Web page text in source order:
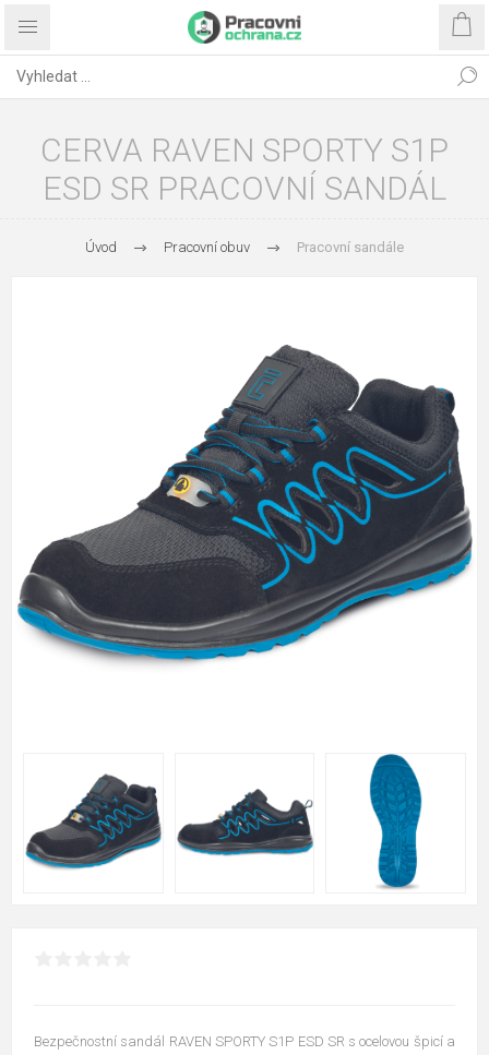
CERVA RAVEN SPORTY S1P
ESD SR PRACOVNÍ SANDÁL
Úvod Pracovní obuv Pracovní sandále
Bezpečnostní sandál RAVEN SPORTY S1P ESD SR s ocelovou špicí a